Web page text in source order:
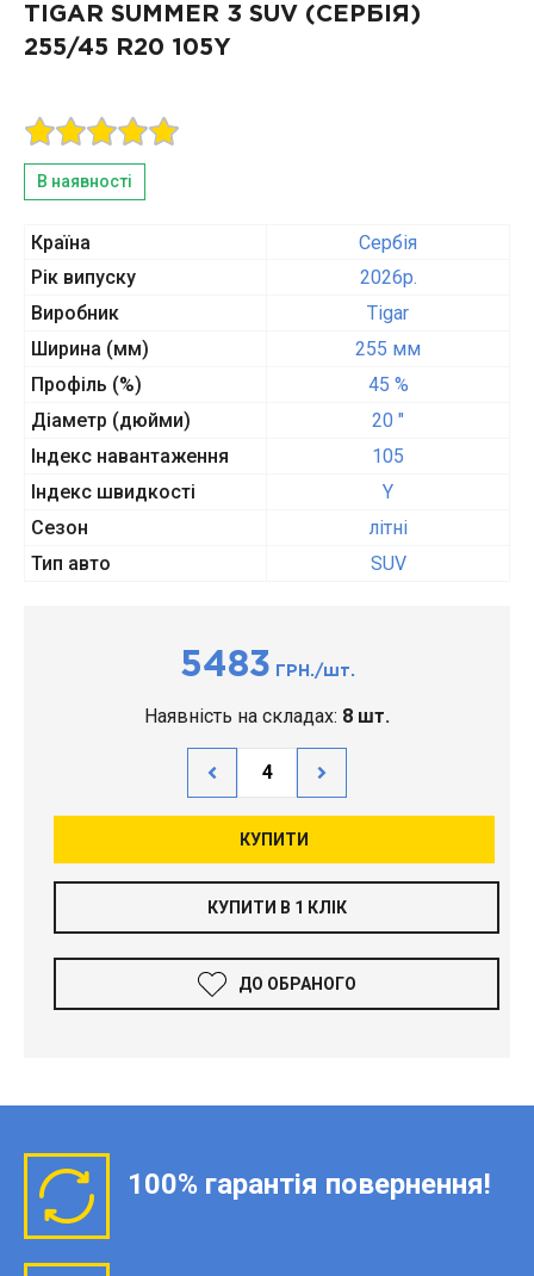
TIGAR SUMMER 3 SUV (СЕРБІЯ)
255/45 R20 105Y
В наявності
Країна
Сербія
Рік випуску
2026p.
Виробник
Tigar
Ширина (мм)
255 мм
Профіль (%)
45 %
Діаметр (дюйми)
20 "
Індекс навантаження
105
Індекс швидкості
Y
Сезон
літні
Тип авто
SUV
5483 ГРН./шт.
Наявність на складах: 8 шт.
КУПИТИ
КУПИТИ В 1 КЛІК
ДО ОБРАНОГО
100% гарантія повернення!